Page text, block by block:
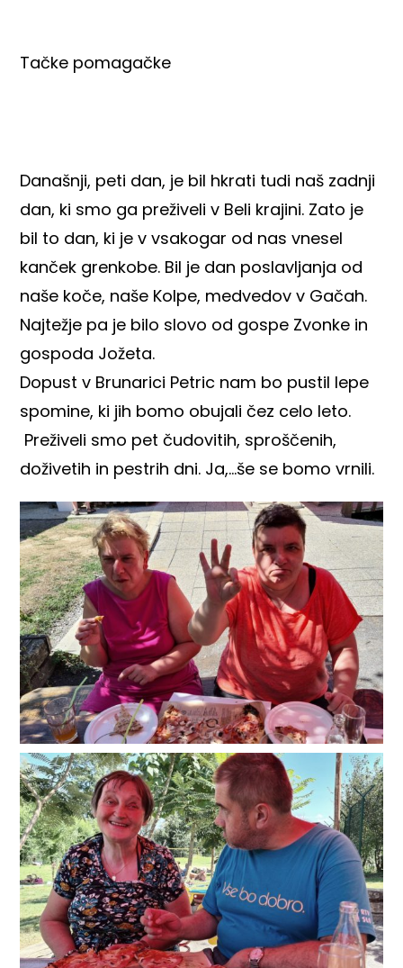
Tačke pomagačke
Današnji, peti dan, je bil hkrati tudi naš zadnji
dan, ki smo ga preživeli v Beli krajini. Zato je
bil to dan, ki je v vsakogar od nas vnesel
kanček grenkobe. Bil je dan poslavljanja od
naše koče, naše Kolpe, medvedov v Gačah.
Najtežje pa je bilo slovo od gospe Zvonke in
gospoda Jožeta.
Dopust v Brunarici Petric nam bo pustil lepe
spomine, ki jih bomo obujali čez celo leto.
Preživeli smo pet čudovitih, sproščenih,
doživetih in pestrih dni. Ja,…še se bomo vrnili.